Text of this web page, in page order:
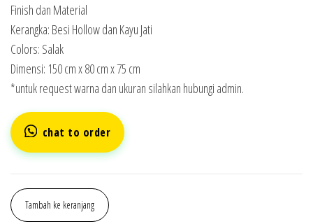
Finish dan Material
Kerangka: Besi Hollow dan Kayu Jati
Colors: Salak
Dimensi: 150 cm x 80 cm x 75 cm
*untuk request warna dan ukuran silahkan hubungi admin.
chat to order
Tambah ke keranjang